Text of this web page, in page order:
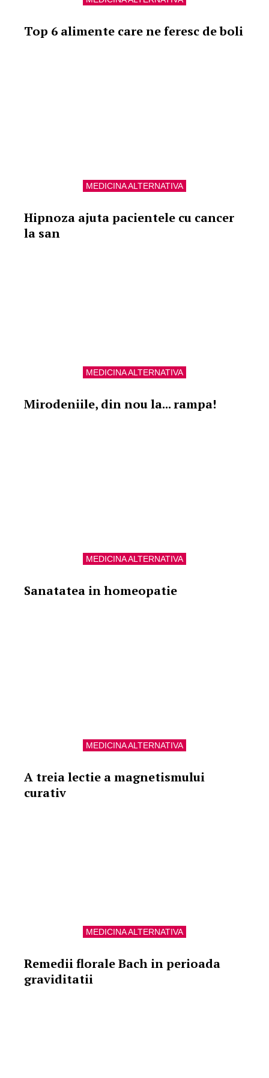
Top 6 alimente care ne feresc de boli
MEDICINA ALTERNATIVA
Hipnoza ajuta pacientele cu cancer
la san
MEDICINA ALTERNATIVA
Mirodeniile, din nou la... rampa!
MEDICINA ALTERNATIVA
Sanatatea in homeopatie
MEDICINA ALTERNATIVA
A treia lectie a magnetismului
curativ
MEDICINA ALTERNATIVA
Remedii florale Bach in perioada
graviditatii